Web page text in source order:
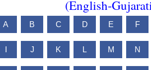
(English-
A B C D E F
J K L M N